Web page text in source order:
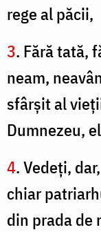
rege al păcii,
3. Fără tată,
neam,
sfârşit al
Dumnezeu,
4. Vedeţi,
chiar
din prada de